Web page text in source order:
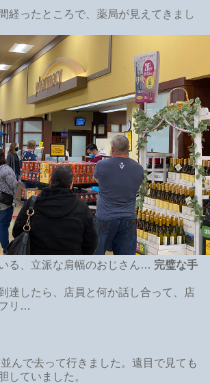
経ったところで、薬局が見えてきまし
る、立派な肩幅のおじさん… 完璧な手
達したら、店員と何か話し合って、店
リ…
んで去って行きました。遠目で見ても
していました。